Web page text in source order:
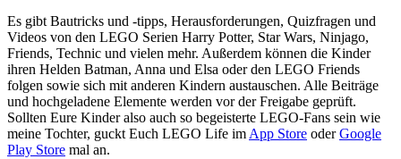
Es gibt Bautricks und -tipps, Herausforderungen, Quizfragen und
Videos von den LEGO Serien Harry Potter, Star Wars, Ninjago,
Friends, Technic und vielen mehr. Außerdem können die Kinder
ihren Helden Batman, Anna und Elsa oder den LEGO Friends
folgen sowie sich mit anderen Kindern austauschen. Alle Beiträge
und hochgeladene Elemente werden vor der Freigabe geprüft.
Sollten Eure Kinder also auch so begeisterte LEGO-Fans sein wie
meine Tochter, guckt Euch LEGO Life im App Store oderGoogle
Play Store mal an.